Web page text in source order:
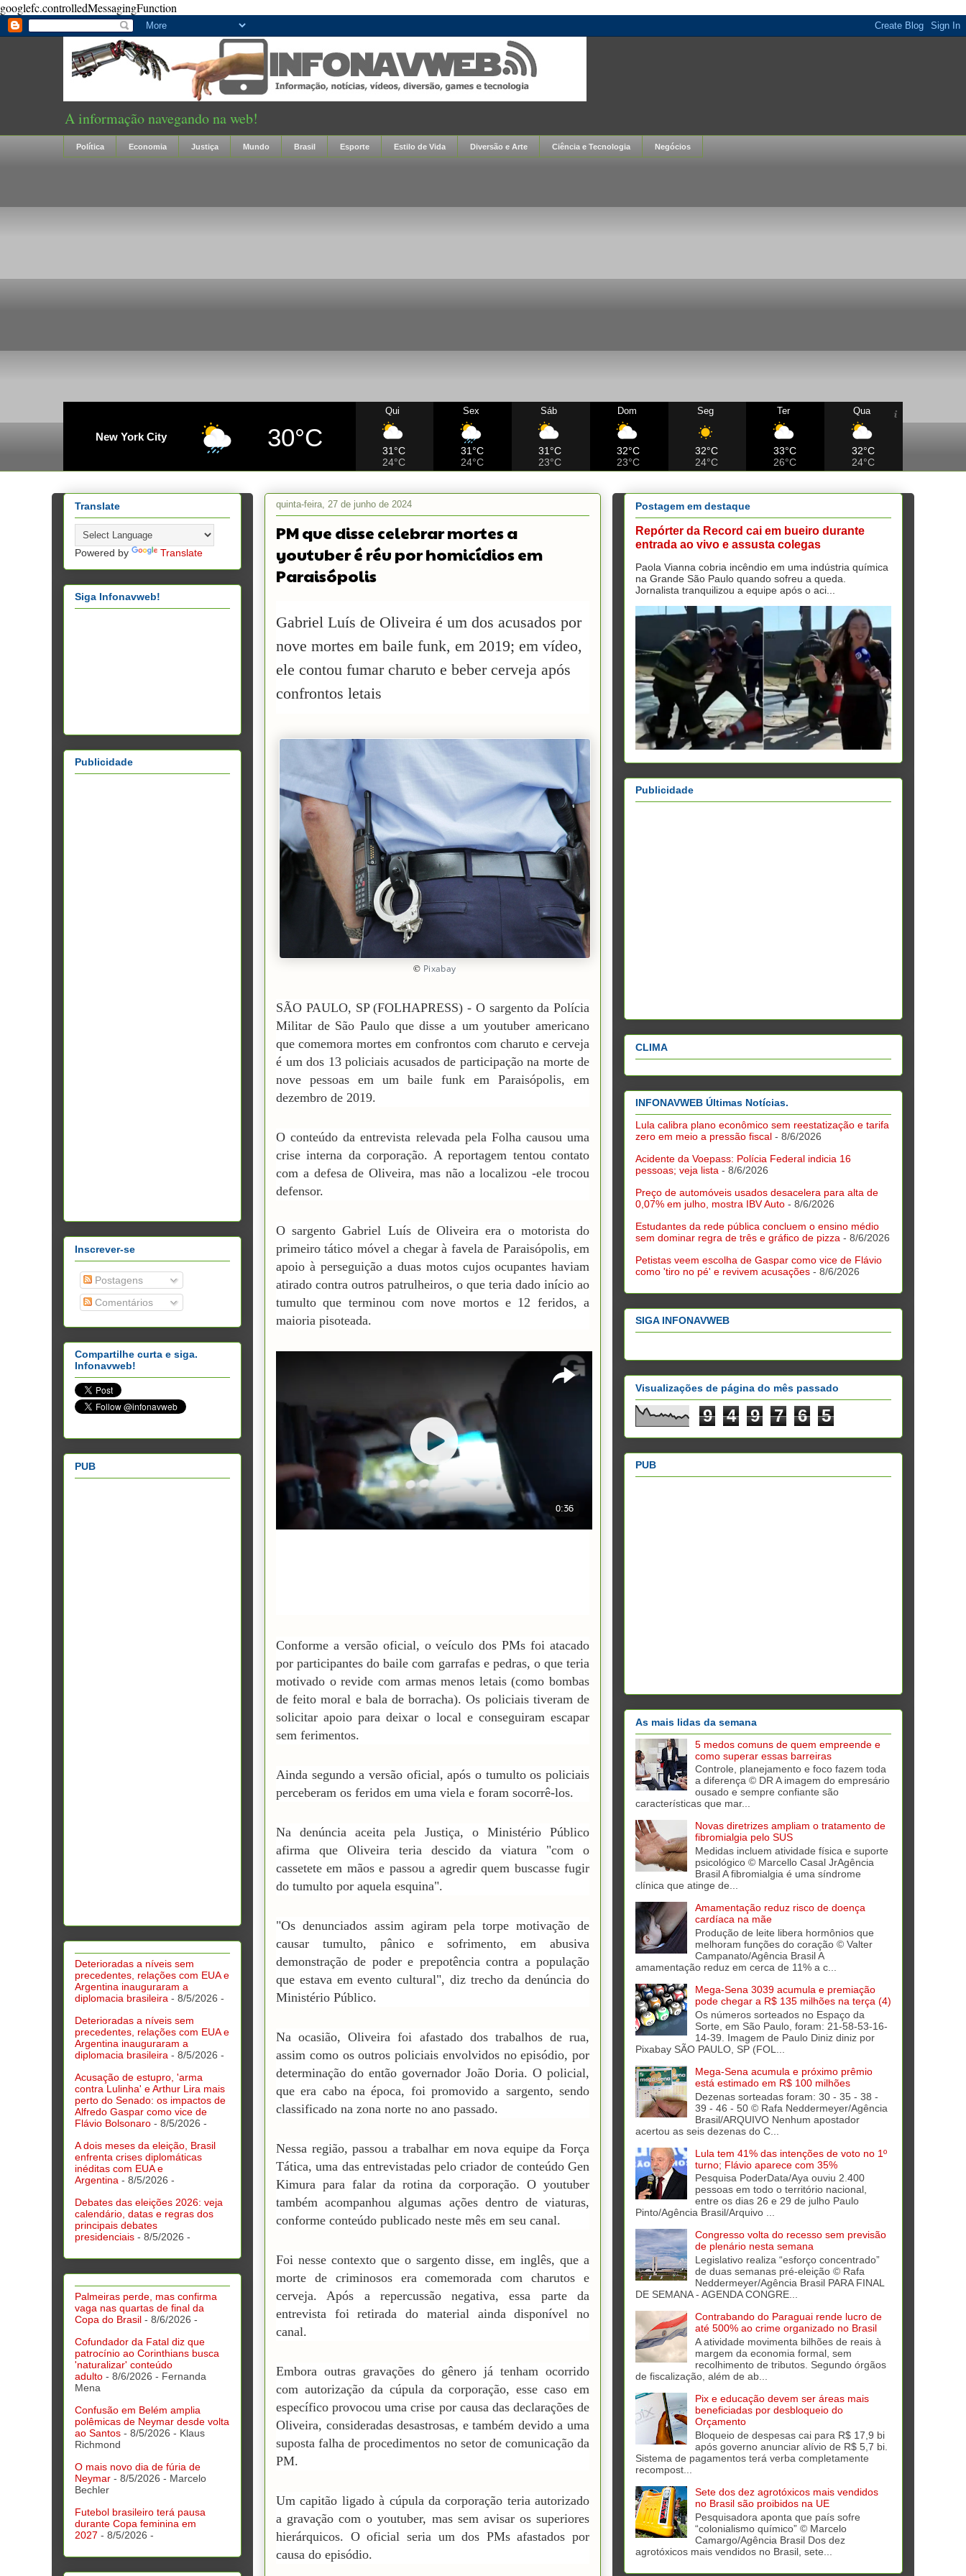
googlefc.controlledMessagingFunction
A informação navegando na web!
Política Economia Justiça Mundo Brasil Esporte Estilo de Vida Diversão e Arte Ciência e Tecnologia Negócios
New York City 30°C
Qui
31°C
24°C
Sex
31°C
24°C
Sáb
31°C
23°C
Dom
32°C
23°C
Seg
32°C
24°C
Ter
33°C
26°C
Qua
32°C
24°C
quinta-feira, 27 de junho de 2024
PM que disse celebrar mortes a
youtuber é réu por homicídios em
Paraisópolis
Gabriel Luís de Oliveira é um dos acusados por
nove mortes em baile funk, em 2019; em vídeo,
ele contou fumar charuto e beber cerveja após
confrontos letais
© Pixabay
SÃO PAULO, SP (FOLHAPRESS) - O sargento da Polícia
Militar de São Paulo que disse a um youtuber americano
que comemora mortes em confrontos com charuto e cerveja
é um dos 13 policiais acusados de participação na morte de
nove pessoas em um baile funk em Paraisópolis, em
dezembro de 2019.
O conteúdo da entrevista relevada pela Folha causou uma
crise interna da corporação. A reportagem tentou contato
com a defesa de Oliveira, mas não a localizou -ele trocou
defensor.
O sargento Gabriel Luís de Oliveira era o motorista do
primeiro tático móvel a chegar à favela de Paraisópolis, em
apoio à perseguição a duas motos cujos ocupantes haviam
atirado contra outros patrulheiros, o que teria dado início ao
tumulto que terminou com nove mortos e 12 feridos, a
maioria pisoteada.
Conforme a versão oficial, o veículo dos PMs foi atacado
por participantes do baile com garrafas e pedras, o que teria
motivado o revide com armas menos letais (como bombas
de feito moral e bala de borracha). Os policiais tiveram de
solicitar apoio para deixar o local e conseguiram escapar
sem ferimentos.
Ainda segundo a versão oficial, após o tumulto os policiais
perceberam os feridos em uma viela e foram socorrê-los.
Na denúncia aceita pela Justiça, o Ministério Público
afirma que Oliveira teria descido da viatura "com o
cassetete em mãos e passou a agredir quem buscasse fugir
do tumulto por aquela esquina".
"Os denunciados assim agiram pela torpe motivação de
causar tumulto, pânico e sofrimento, em abusiva
demonstração de poder e prepotência contra a população
que estava em evento cultural", diz trecho da denúncia do
Ministério Público.
Na ocasião, Oliveira foi afastado dos trabalhos de rua,
assim como os outros policiais envolvidos no episódio, por
determinação do então governador João Doria. O policial,
que era cabo na época, foi promovido a sargento, sendo
classificado na zona norte no ano passado.
Nessa região, passou a trabalhar em nova equipe da Força
Tática, uma das entrevistadas pelo criador de conteúdo Gen
Kimura para falar da rotina da corporação. O youtuber
também acompanhou algumas ações dentro de viaturas,
conforme conteúdo publicado neste mês em seu canal.
Foi nesse contexto que o sargento disse, em inglês, que a
morte de criminosos era comemorada com charutos e
cerveja. Após a repercussão negativa, essa parte da
entrevista foi retirada do material ainda disponível no
canal.
Embora outras gravações do gênero já tenham ocorrido
com autorização da cúpula da corporação, esse caso em
específico provocou uma crise por causa das declarações de
Oliveira, consideradas desastrosas, e também devido a uma
suposta falha de procedimentos no setor de comunicação da
PM.
Um capitão ligado à cúpula da corporação teria autorizado
a gravação com o youtuber, mas sem avisar os superiores
hierárquicos. O oficial seria um dos PMs afastados por
causa do episódio.
Translate
Powered by Translate
Siga Infonavweb!
Publicidade
Inscrever-se
Postagens
Comentários
Compartilhe curta e siga.
Infonavweb!
PUB
Deterioradas a níveis sem
precedentes, relações com EUA e
Argentina inauguraram a
diplomacia brasileira - 8/5/2026 -
Deterioradas a níveis sem
precedentes, relações com EUA e
Argentina inauguraram a
diplomacia brasileira - 8/5/2026 -
Acusação de estupro, 'arma
contra Lulinha' e Arthur Lira mais
perto do Senado: os impactos de
Alfredo Gaspar como vice de
Flávio Bolsonaro - 8/5/2026 -
A dois meses da eleição, Brasil
enfrenta crises diplomáticas
inéditas com EUA e
Argentina - 8/5/2026 -
Debates das eleições 2026: veja
calendário, datas e regras dos
principais debates
presidenciais - 8/5/2026 -
Palmeiras perde, mas confirma
vaga nas quartas de final da
Copa do Brasil - 8/6/2026 -
Cofundador da Fatal diz que
patrocínio ao Corinthians busca
'naturalizar' conteúdo
adulto - 8/6/2026 - Fernanda
Mena
Confusão em Belém amplia
polêmicas de Neymar desde volta
ao Santos - 8/5/2026 - Klaus
Richmond
O mais novo dia de fúria de
Neymar - 8/5/2026 - Marcelo
Bechler
Futebol brasileiro terá pausa
durante Copa feminina em
2027 - 8/5/2026 -
Postagem em destaque
Repórter da Record cai em bueiro durante
entrada ao vivo e assusta colegas
Paola Vianna cobria incêndio em uma indústria química
na Grande São Paulo quando sofreu a queda.
Jornalista tranquilizou a equipe após o aci...
Publicidade
CLIMA
INFONAVWEB Últimas Notícias.
Lula calibra plano econômico sem reestatização e tarifa
zero em meio a pressão fiscal - 8/6/2026
Acidente da Voepass: Polícia Federal indicia 16
pessoas; veja lista - 8/6/2026
Preço de automóveis usados desacelera para alta de
0,07% em julho, mostra IBV Auto - 8/6/2026
Estudantes da rede pública concluem o ensino médio
sem dominar regra de três e gráfico de pizza - 8/6/2026
Petistas veem escolha de Gaspar como vice de Flávio
como 'tiro no pé' e revivem acusações - 8/6/2026
SIGA INFONAVWEB
Visualizações de página do mês passado
9 4 9 7 6 5
PUB
As mais lidas da semana
5 medos comuns de quem empreende e
como superar essas barreiras
Controle, planejamento e foco fazem toda
a diferença © DR A imagem do empresário
ousado e sempre confiante são
características que mar...
Novas diretrizes ampliam o tratamento de
fibromialgia pelo SUS
Medidas incluem atividade física e suporte
psicológico © Marcello Casal JrAgência
Brasil A fibromialgia é uma síndrome
clínica que atinge de...
Amamentação reduz risco de doença
cardíaca na mãe
Produção de leite libera hormônios que
melhoram funções do coração © Valter
Campanato/Agência Brasil A
amamentação reduz em cerca de 11% a c...
Mega-Sena 3039 acumula e premiação
pode chegar a R$ 135 milhões na terça (4)
Os números sorteados no Espaço da
Sorte, em São Paulo, foram: 21-58-53-16-
14-39. Imagem de Paulo Diniz diniz por
Pixabay SÃO PAULO, SP (FOL...
Mega-Sena acumula e próximo prêmio
está estimado em R$ 100 milhões
Dezenas sorteadas foram: 30 - 35 - 38 -
39 - 46 - 50 © Rafa Neddermeyer/Agência
Brasil/ARQUIVO Nenhum apostador
acertou as seis dezenas do C...
Lula tem 41% das intenções de voto no 1º
turno; Flávio aparece com 35%
Pesquisa PoderData/Aya ouviu 2.400
pessoas em todo o território nacional,
entre os dias 26 e 29 de julho Paulo
Pinto/Agência Brasil/Arquivo ...
Congresso volta do recesso sem previsão
de plenário nesta semana
Legislativo realiza “esforço concentrado”
de duas semanas pré-eleição © Rafa
Neddermeyer/Agência Brasil PARA FINAL
DE SEMANA - AGENDA CONGRE...
Contrabando do Paraguai rende lucro de
até 500% ao crime organizado no Brasil
A atividade movimenta bilhões de reais à
margem da economia formal, sem
recolhimento de tributos. Segundo órgãos
de fiscalização, além de ab...
Pix e educação devem ser áreas mais
beneficiadas por desbloqueio do
Orçamento
Bloqueio de despesas cai para R$ 17,9 bi
após governo anunciar alívio de R$ 5,7 bi.
Sistema de pagamentos terá verba completamente
recompost...
Sete dos dez agrotóxicos mais vendidos
no Brasil são proibidos na UE
Pesquisadora aponta que país sofre
“colonialismo químico” © Marcelo
Camargo/Agência Brasil Dos dez
agrotóxicos mais vendidos no Brasil, sete...